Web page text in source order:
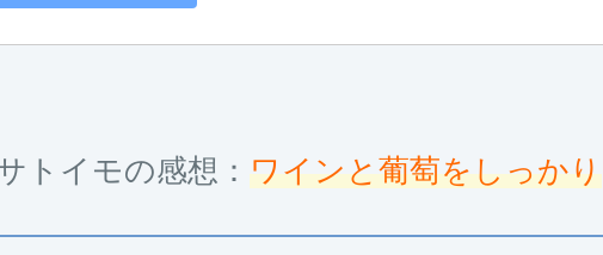
イモの感想： ワインと葡萄をしっかり